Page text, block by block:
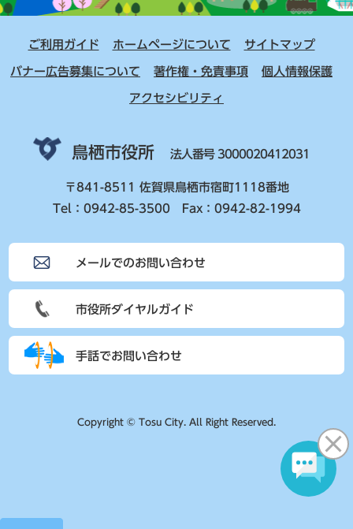
ご利用ガイド ホームページについて サイトマップ
バナー広告募集について 著作権・免責事項 個人情報保護
アクセシビリティ
鳥栖市役所 法人番号 3000020412031
〒841-8511 佐賀県鳥栖市宿町1118番地
Tel：0942-85-3500 Fax：0942-82-1994
メールでのお問い合わせ
市役所ダイヤルガイド
手話でお問い合わせ
Copyright © Tosu City. All Right Reserved.